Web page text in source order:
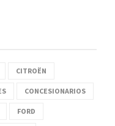
CITROËN
CONCESIONARIOS
FORD